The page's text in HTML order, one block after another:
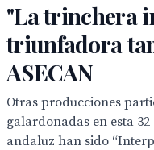
"La trinchera
triunfadora
ASECAN
Otras producciones
galardonadas en esta
andaluz han sido